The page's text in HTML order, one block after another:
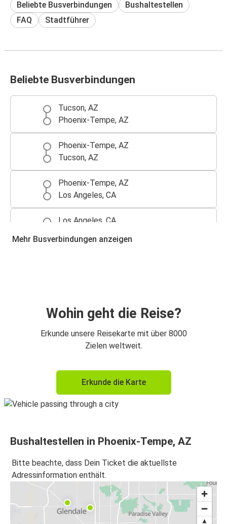
Beliebte Busverbindungen
Bushaltestellen
FAQ
Stadtführer
Beliebte Busverbindungen
Tucson, AZ
Phoenix-Tempe, AZ
Phoenix-Tempe, AZ
Tucson, AZ
Phoenix-Tempe, AZ
Los Angeles, CA
Los Angeles, CA
Phoenix-Tempe, AZ
Flagstaff, AZ
Phoenix-Tempe, AZ
Phoenix-Tempe, AZ
Flagstaff, AZ
Phoenix-Tempe, AZ
San Diego, CA
Phoenix-Tempe, AZ
Houston, TX
Phoenix-Tempe, AZ
Phoenix-Tempe, AZ
Mehr Busverbindungen anzeigen
Wohin geht die Reise?
Erkunde unsere Reisekarte mit über 8000
Zielen weltweit.
Erkunde die Karte
Bushaltestellen in Phoenix-Tempe, AZ
Bitte beachte, dass Dein Ticket die aktuellste
Adressinformation enthält.